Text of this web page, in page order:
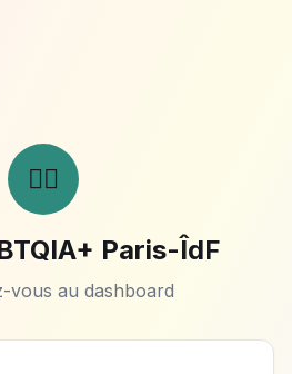
🏳️‍🌈
Paris-ÎdF
vous au dashboard